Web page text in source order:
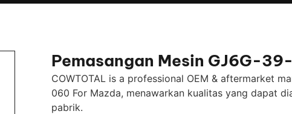
Pemasangan Mesin GJ6G-
COWTOTAL is a professional OEM & aftermarket
060 For Mazda, menawarkan kualitas yang dapat
pabrik.